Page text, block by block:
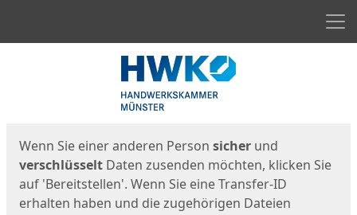
Wenn Sie einer anderen Person sicher und
verschlüsselt Daten zusenden möchten, klicken Sie
auf 'Bereitstellen'. Wenn Sie eine Transfer-ID
erhalten haben und die zugehörigen Dateien